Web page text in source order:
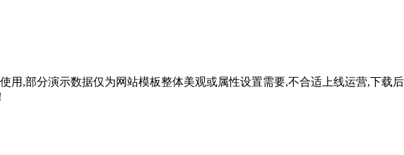
,部分演示数据仅为网站模板整体美观或属性设置需要,不合适上线运营,下载